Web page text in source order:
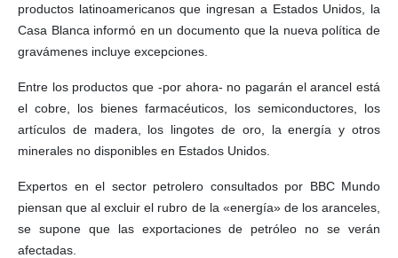
productos latinoamericanos que ingresan a Estados Unidos, la
Casa Blanca informó en un documento que la nueva política de
gravámenes incluye excepciones.
Entre los productos que -por ahora- no pagarán el arancel está
el cobre, los bienes farmacéuticos, los semiconductores, los
artículos de madera, los lingotes de oro, la energía y otros
minerales no disponibles en Estados Unidos.
Expertos en el sector petrolero consultados por BBC Mundo
piensan que al excluir el rubro de la «energía» de los aranceles,
se supone que las exportaciones de petróleo no se verán
afectadas.